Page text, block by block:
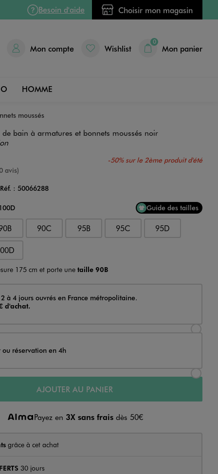
Besoin d'aide Choisir mon magasin
Mon compte Wishlist
0
Mon panier
HOMME
moussés
bain à armatures et bonnets moussés noir
-50% sur le 2ème produit d'été
avis)
Réf. : 50066288
Guide des tailles
90C 95B 95C 95D
175 cm et porte unetaille 90B
à 4 jours ouvrés en France métropolitaine.
d'achat.
ou réservation en 4h
AJOUTER AU PANIER
Payez en 3X sans fraisdès 50€
grâce à cet achat
30 jours